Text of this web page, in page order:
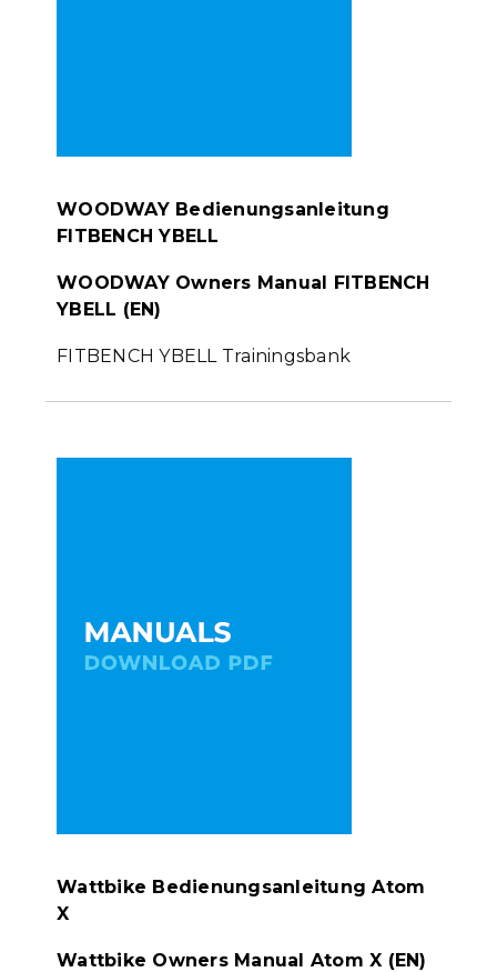
WOODWAY Bedienungsanleitung
FITBENCH YBELL
WOODWAY Owners Manual FITBENCH
YBELL (EN)
FITBENCH YBELL Trainingsbank
Wattbike Bedienungsanleitung Atom
X
Wattbike Owners Manual Atom X (EN)